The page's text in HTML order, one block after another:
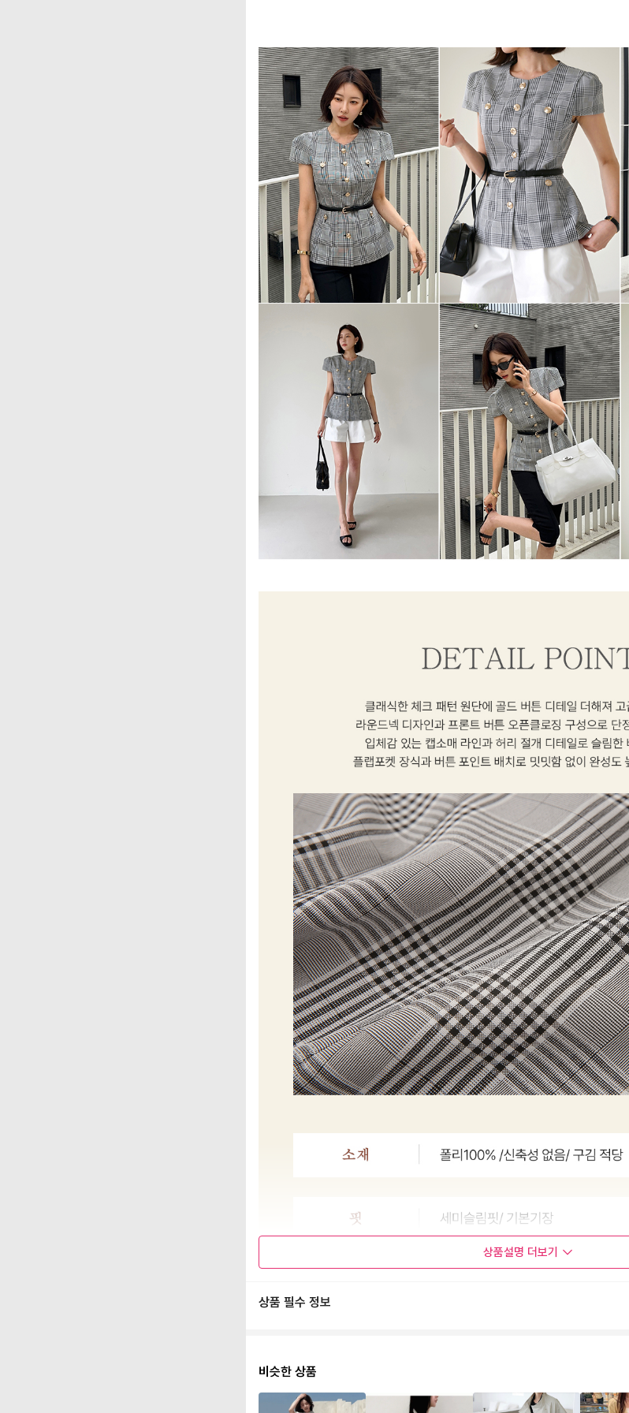
상품설명 더보기
상품 필수 정보
비슷한 상품